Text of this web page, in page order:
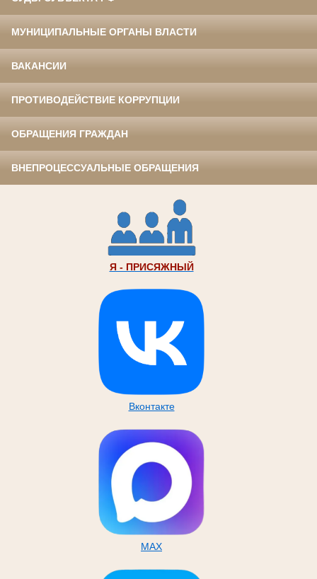
МУНИЦИПАЛЬНЫЕ ОРГАНЫ ВЛАСТИ
ВАКАНСИИ
ПРОТИВОДЕЙСТВИЕ КОРРУПЦИИ
ОБРАЩЕНИЯ ГРАЖДАН
ВНЕПРОЦЕССУАЛЬНЫЕ ОБРАЩЕНИЯ
Я - ПРИСЯЖНЫЙ
Вконтакте
MAX